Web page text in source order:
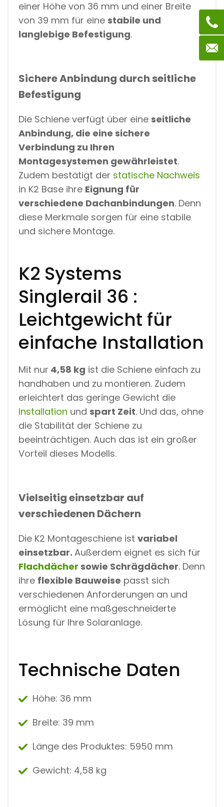
einer Höhe von 36 mm und einer Breite
von 39 mm für eine stabile und
langlebige Befestigung.
Sichere Anbindung durch seitliche
Befestigung
Die Schiene verfügt über eine seitliche
Anbindung, die eine sichere
Verbindung zu Ihren
Montagesystemen gewährleistet.
Zudem bestätigt der statische Nachweis
in K2 Base ihre Eignung für
verschiedene Dachanbindungen. Denn
diese Merkmale sorgen für eine stabile
und sichere Montage.
K2 Systems
Singlerail 36 :
Leichtgewicht für
einfache Installation
Mit nur 4,58 kg ist die Schiene einfach zu
handhaben und zu montieren. Zudem
erleichtert das geringe Gewicht die
Installation und spart Zeit. Und das, ohne
die Stabilität der Schiene zu
beeinträchtigen. Auch das ist ein großer
Vorteil dieses Modells.
Vielseitig einsetzbar auf
verschiedenen Dächern
Die K2 Montageschiene ist variabel
einsetzbar. Außerdem eignet es sich für
Flachdächer sowie Schrägdächer. Denn
ihre flexible Bauweise passt sich
verschiedenen Anforderungen an und
ermöglicht eine maßgeschneiderte
Lösung für Ihre Solaranlage.
Technische Daten
Höhe: 36 mm
Breite: 39 mm
Länge des Produktes: 5950 mm
Gewicht: 4,58 kg